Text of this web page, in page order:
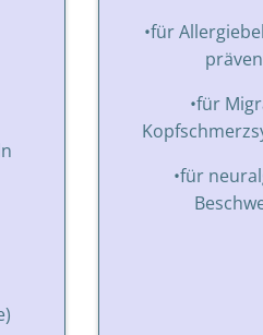
•für
•für
•für